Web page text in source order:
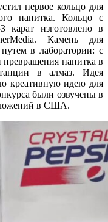
первое кольцо для
напитка. Кольцо с
карат изготовлено в
Камень для
в лаборатории: с
напитка в
в алмаз. Идея
креативную идею для
были озвучены в
в США.